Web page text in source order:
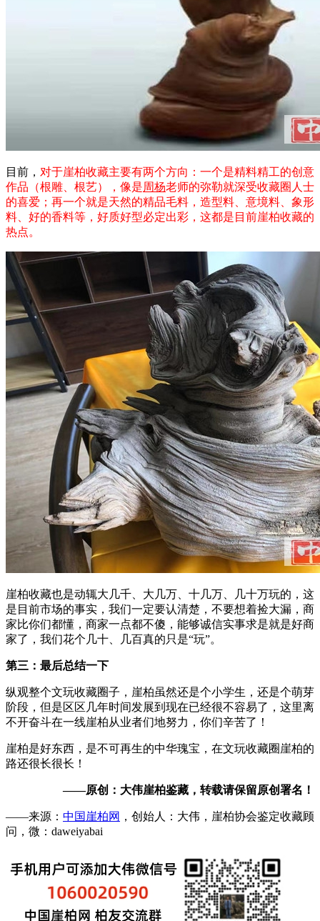
目前， 对于崖柏收藏主要有两个方向：一个是精料精工的创意
作品（根雕、根艺），像是周杨老师的弥勒就深受收藏圈人士
的喜爱；再一个就是天然的精品毛料，造型料、意境料、象形
料、好的香料等，好质好型必定出彩，这都是目前崖柏收藏的
热点。
崖柏收藏也是动辄大几千、大几万、十几万、几十万玩的，这
是目前市场的事实，我们一定要认清楚，不要想着捡大漏，商
家比你们都懂，商家一点都不傻，能够诚信实事求是就是好商
家了，我们花个几十、几百真的只是“玩”。
第三：最后总结一下
纵观整个文玩收藏圈子，崖柏虽然还是个小学生，还是个萌芽
阶段，但是区区几年时间发展到现在已经很不容易了，这里离
不开奋斗在一线崖柏从业者们地努力，你们辛苦了！
崖柏是好东西，是不可再生的中华瑰宝，在文玩收藏圈崖柏的
路还很长很长！
——原创：大伟崖柏鉴藏，转载请保留原创署名！
——来源： 中国崖柏网 ，创始人：大伟，崖柏协会鉴定收藏顾
问，微：daweiyabai